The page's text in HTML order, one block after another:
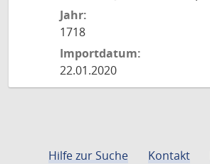
Jahr:
1718
Importdatum:
22.01.2020
Hilfe zur Suche Kontakt